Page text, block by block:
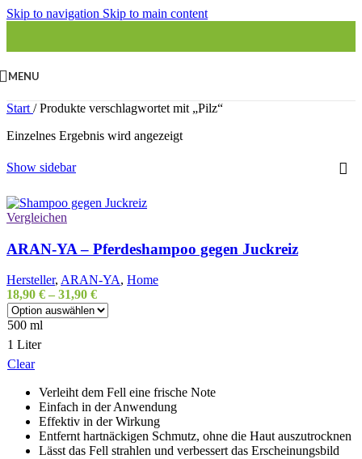
Skip to navigation Skip to main content
MENU
Start / Produkte verschlagwortet mit „Pilz“
Einzelnes Ergebnis wird angezeigt
Show sidebar
Vergleichen
ARAN-YA – Pferdeshampoo gegen Juckreiz
Hersteller, ARAN-YA, Home
18,90 € – 31,90 €
500 ml
1 Liter
Clear
Verleiht dem Fell eine frische Note
Einfach in der Anwendung
Effektiv in der Wirkung
Entfernt hartnäckigen Schmutz, ohne die Haut auszutrocknen
Lässt das Fell strahlen und verbessert das Erscheinungsbild